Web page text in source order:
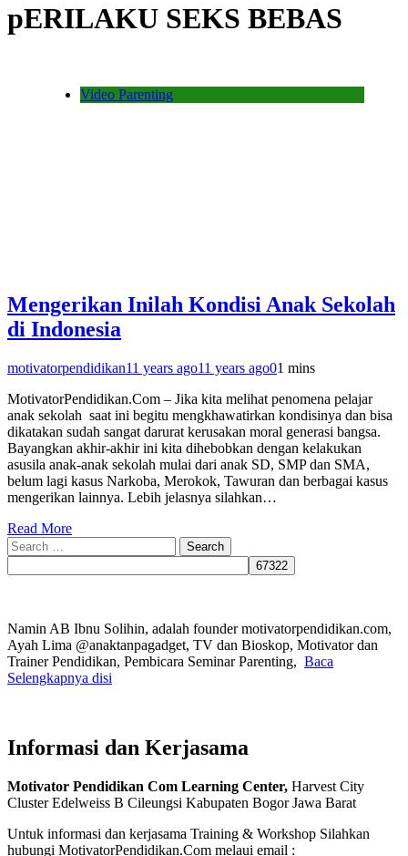
pERILAKU SEKS BEBAS
Video Parenting
Mengerikan Inilah Kondisi Anak Sekolah
di Indonesia
motivatorpendidikan11 years ago11 years ago01 mins
MotivatorPendidikan.Com – Jika kita melihat penomena pelajar
anak sekolah saat ini begitu mengkhawatirkan kondisinya dan bisa
dikatakan sudah sangat darurat kerusakan moral generasi bangsa.
Bayangkan akhir-akhir ini kita dihebobkan dengan kelakukan
asusila anak-anak sekolah mulai dari anak SD, SMP dan SMA,
belum lagi kasus Narkoba, Merokok, Tawuran dan berbagai kasus
mengerikan lainnya. Lebih jelasnya silahkan…
Read More
Search
for:
Namin AB Ibnu Solihin, adalah founder motivatorpendidikan.com,
Ayah Lima @anaktanpagadget, TV dan Bioskop, Motivator dan
Trainer Pendidikan, Pembicara Seminar Parenting, Baca
Selengkapnya disi
Informasi dan Kerjasama
Motivator Pendidikan Com Learning Center, Harvest City
Cluster Edelweiss B Cileungsi Kabupaten Bogor Jawa Barat
Untuk informasi dan kerjasama Training & Workshop Silahkan
hubungi MotivatorPendidikan.Com melaui email :